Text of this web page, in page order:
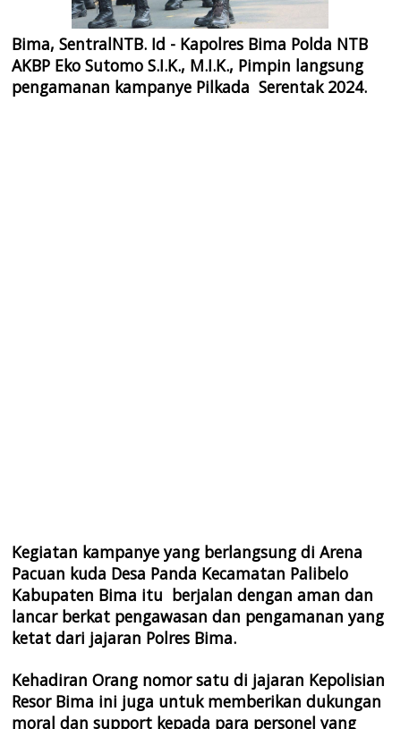
Bima, SentralNTB. Id - Kapolres Bima Polda NTB
AKBP Eko Sutomo S.I.K., M.I.K., Pimpin langsung
pengamanan kampanye Pilkada Serentak 2024.
Kegiatan kampanye yang berlangsung di Arena
Pacuan kuda Desa Panda Kecamatan Palibelo
Kabupaten Bima itu berjalan dengan aman dan
lancar berkat pengawasan dan pengamanan yang
ketat dari jajaran Polres Bima.
Kehadiran Orang nomor satu di jajaran Kepolisian
Resor Bima ini juga untuk memberikan dukungan
moral dan support kepada para personel yang